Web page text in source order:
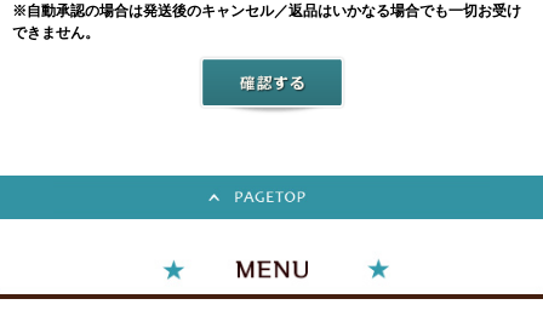
※自動承認の場合は発送後のキャンセル／返品はいかなる場合でも一切お受け
できません。